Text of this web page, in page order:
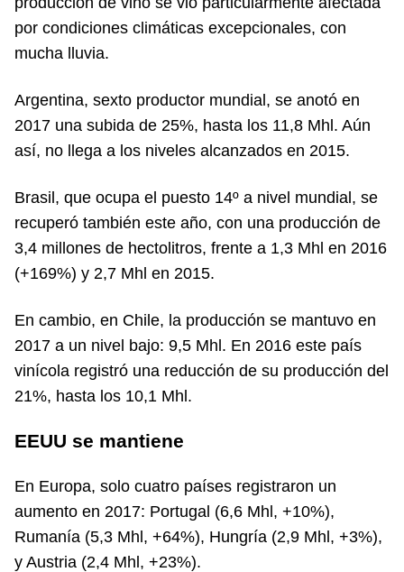
por condiciones climáticas excepcionales, con
mucha lluvia.
Argentina, sexto productor mundial, se anotó en
2017 una subida de 25%, hasta los 11,8 Mhl. Aún
así, no llega a los niveles alcanzados en 2015.
Brasil, que ocupa el puesto 14º a nivel mundial, se
recuperó también este año, con una producción de
3,4 millones de hectolitros, frente a 1,3 Mhl en 2016
(+169%) y 2,7 Mhl en 2015.
En cambio, en Chile, la producción se mantuvo en
2017 a un nivel bajo: 9,5 Mhl. En 2016 este país
vinícola registró una reducción de su producción del
21%, hasta los 10,1 Mhl.
EEUU se mantiene
En Europa, solo cuatro países registraron un
aumento en 2017: Portugal (6,6 Mhl, +10%),
Rumanía (5,3 Mhl, +64%), Hungría (2,9 Mhl, +3%),
y Austria (2,4 Mhl, +23%).